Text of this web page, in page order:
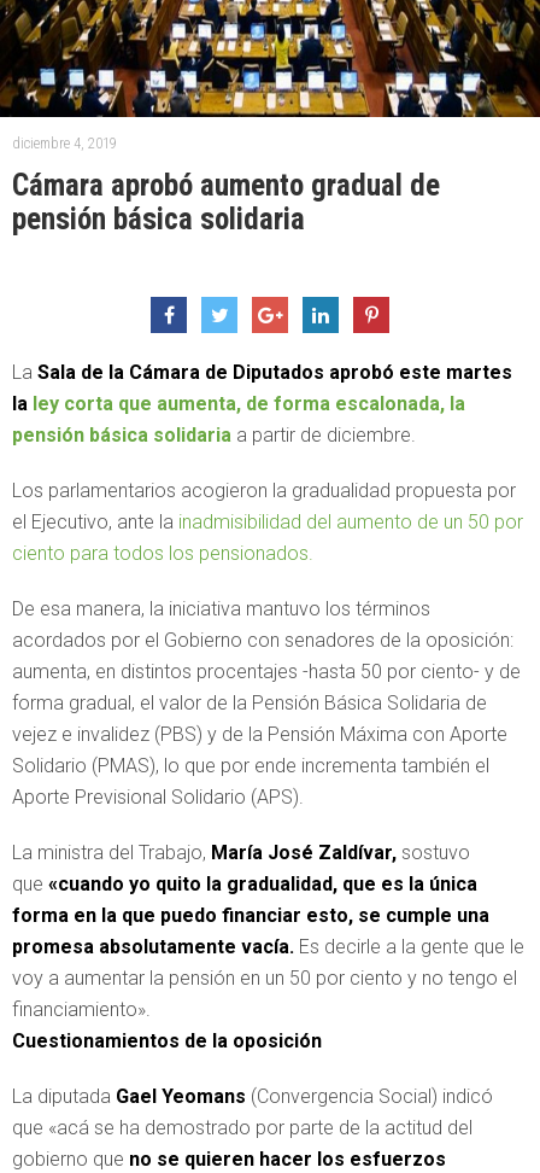
diciembre 4, 2019
Cámara aprobó aumento gradual de
pensión básica solidaria
La Sala de la Cámara de Diputados aprobó este martes
la ley corta que aumenta, de forma escalonada, la
pensión básica solidaria a partir de diciembre.
Los parlamentarios acogieron la gradualidad propuesta por
el Ejecutivo, ante la inadmisibilidad del aumento de un 50 por
ciento para todos los pensionados.
De esa manera, la iniciativa mantuvo los términos
acordados por el Gobierno con senadores de la oposición:
aumenta, en distintos procentajes -hasta 50 por ciento- y de
forma gradual, el valor de la Pensión Básica Solidaria de
vejez e invalidez (PBS) y de la Pensión Máxima con Aporte
Solidario (PMAS), lo que por ende incrementa también el
Aporte Previsional Solidario (APS).
La ministra del Trabajo, María José Zaldívar, sostuvo
que «cuando yo quito la gradualidad, que es la única
forma en la que puedo financiar esto, se cumple una
promesa absolutamente vacía. Es decirle a la gente que le
voy a aumentar la pensión en un 50 por ciento y no tengo el
financiamiento».
Cuestionamientos de la oposición
La diputada Gael Yeomans (Convergencia Social) indicó
que «acá se ha demostrado por parte de la actitud del
gobierno que no se quieren hacer los esfuerzos